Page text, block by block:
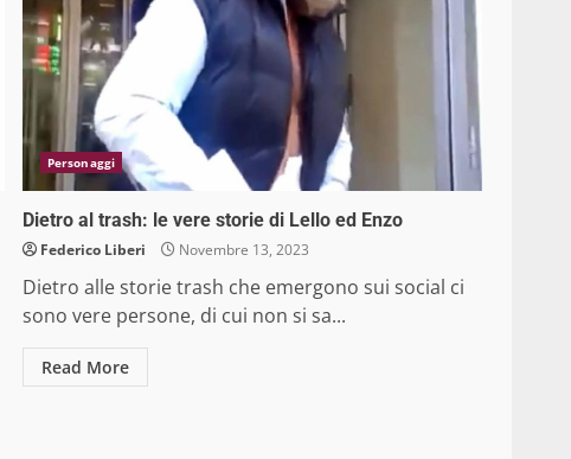
Personaggi
Dietro al trash: le vere storie di Lello ed Enzo
Federico Liberi Novembre 13, 2023
Dietro alle storie trash che emergono sui social ci
sono vere persone, di cui non si sa...
Read More